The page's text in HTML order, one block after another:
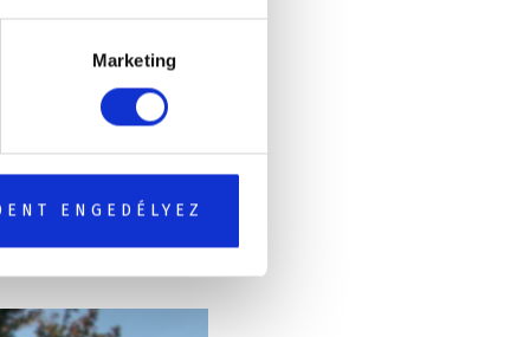
Marketing
ENGEDÉLYEZ
biztos, hogy 6